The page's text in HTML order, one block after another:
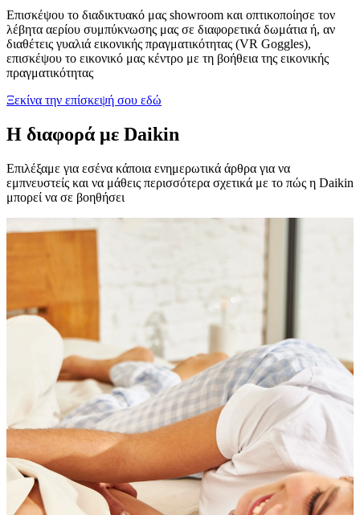
Επισκέψου το διαδικτυακό μας showroom και οπτικοποίησε τον
λέβητα αερίου συμπύκνωσης μας σε διαφορετικά δωμάτια ή, αν
διαθέτεις γυαλιά εικονικής πραγματικότητας (VR Goggles),
επισκέψου το εικονικό μας κέντρο με τη βοήθεια της εικονικής
πραγματικότητας
Ξεκίνα την επίσκεψή σου εδώ
Η διαφορά με Daikin
Επιλέξαμε για εσένα κάποια ενημερωτικά άρθρα για να
εμπνευστείς και να μάθεις περισσότερα σχετικά με το πώς η Daikin
μπορεί να σε βοηθήσει